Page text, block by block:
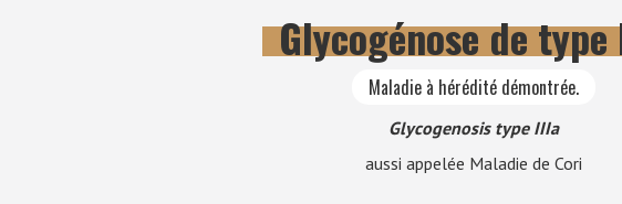
Glycogénose de
Maladie à hérédité démontrée.
Glycogenosis type IIIa
aussi appelée Maladie de Cori